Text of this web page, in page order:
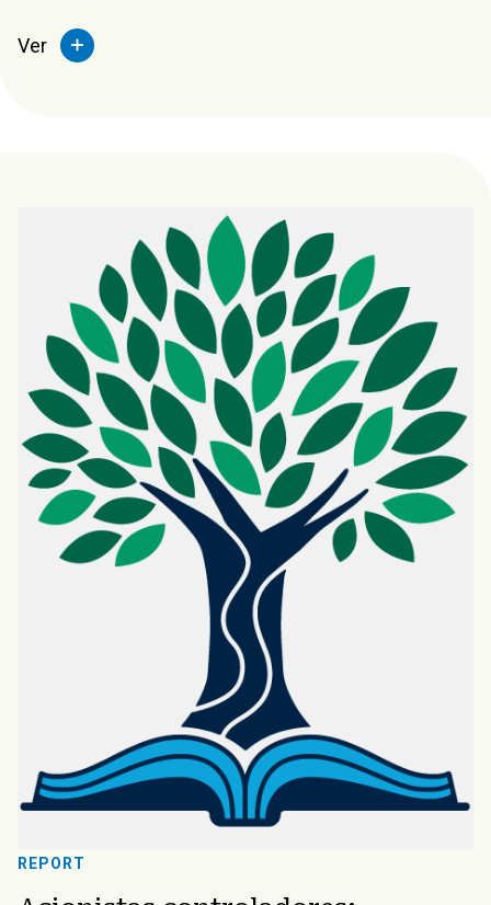
Ver
REPORT